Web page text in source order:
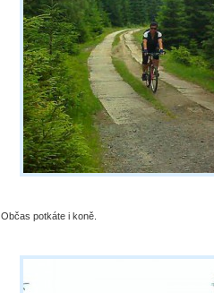
Občas potkáte i koně.